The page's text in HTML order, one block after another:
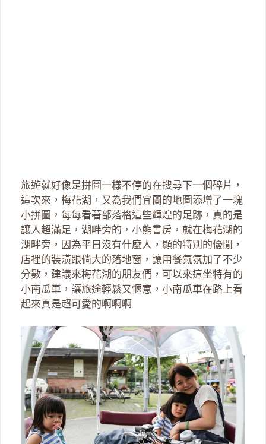
旅遊就好像是拼圖一樣不停的在搜尋下一個碎片，
這次來，梅花湖，又為我們宜蘭的地圖添增了一塊
小拼圖，每每看著部落格這些輝煌的足跡，真的是
讓人超滿足，湖畔旁的，小熊書房，就在梅花湖的
湖畔旁，因為平日沒有什麼人，顯的特別的優閒，
店裡的裝潢跟倘大的落地窗，讓用餐氣氛加了不少
分數，建議來梅花湖的朋友們，可以來這坐特有的
小南瓜車，讓旅途輕鬆又愜意，小南瓜車在路上看
起來真是超可愛的啊啊啊